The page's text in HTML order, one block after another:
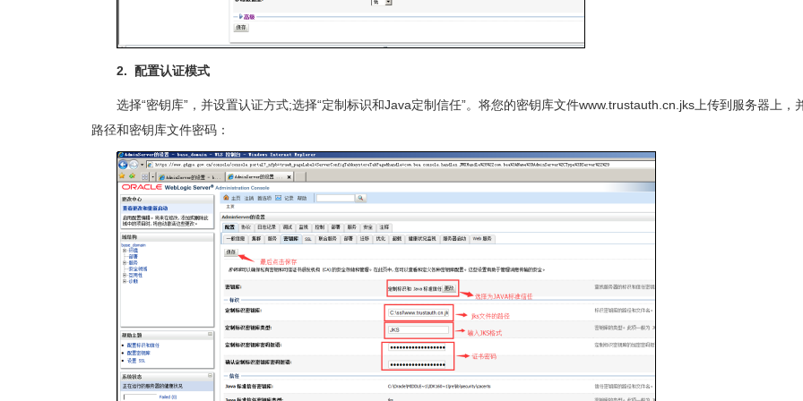
2. 配置认证模式
选择“密钥库”，并设置认证方式;选择“定制标识和Java定制信任”。将您的密钥库文件www.trustauth.cn.jks上传到服务器上，
路径和密钥库文件密码：